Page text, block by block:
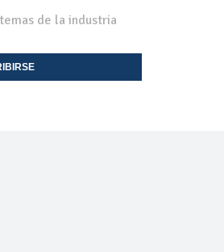
de la industria